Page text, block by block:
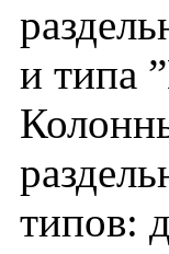
и типа
типов: